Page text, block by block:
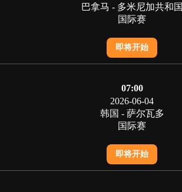
巴拿马 - 多米尼加共和国
国际赛
即将开始
07:00
2026-06-04
韩国 - 萨尔瓦多
国际赛
即将开始